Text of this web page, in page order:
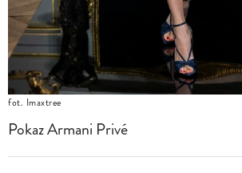
fot. Imaxtree
Pokaz Armani Privé